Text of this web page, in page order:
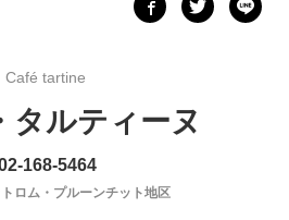
Café tartine
タルティーヌ
168-5464
ロム・プルーンチット地区